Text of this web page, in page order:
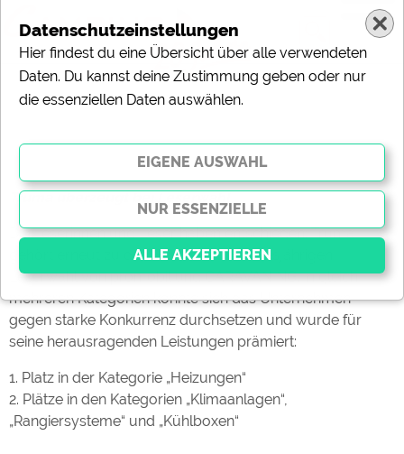
Truma überzeugt bei Leserwahl
Die Leserinnen und Leser haben entschieden: Truma
gehört erneut zu den Gewinnern der diesjährigen
Leserwahl von promobil und CARAVANING. In gleich
mehreren Kategorien konnte sich das Unternehmen
gegen starke Konkurrenz durchsetzen und wurde für
seine herausragenden Leistungen prämiert:
1. Platz in der Kategorie „Heizungen“
2. Plätze in den Kategorien „Klimaanlagen“,
„Rangiersysteme“ und „Kühlboxen“
Datenschutzeinstellungen
Hier findest du eine Übersicht über alle verwendeten
Daten. Du kannst deine Zustimmung geben oder nur
die essenziellen Daten auswählen.
Essenziell
Essenzielle Cookies ermöglichen grundlegende
Website dringend erforderlich. Ohne diese Cookies
werden Teile der Website
nicht funktionieren